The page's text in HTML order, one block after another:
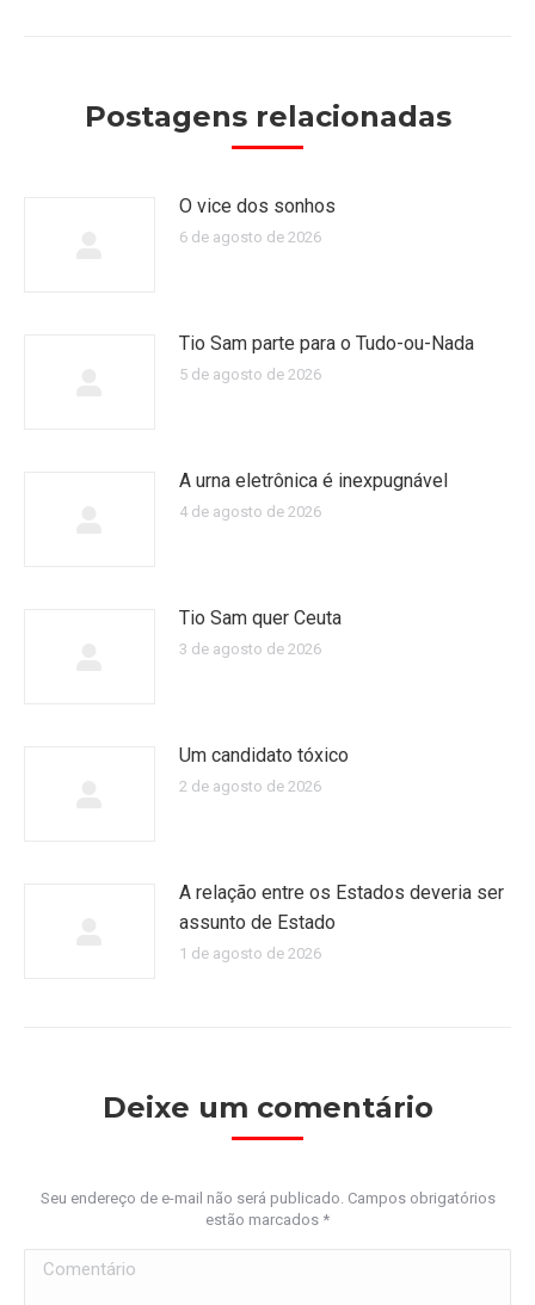
Postagens relacionadas
O vice dos sonhos
6 de agosto de 2026
Tio Sam parte para o Tudo-ou-Nada
5 de agosto de 2026
A urna eletrônica é inexpugnável
4 de agosto de 2026
Tio Sam quer Ceuta
3 de agosto de 2026
Um candidato tóxico
2 de agosto de 2026
A relação entre os Estados deveria ser
assunto de Estado
1 de agosto de 2026
Deixe um comentário
Seu endereço de e-mail não será publicado. Campos obrigatórios
estão marcados *
Comentário